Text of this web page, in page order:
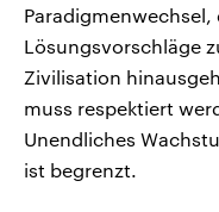
Lösungsvorschläge
Zivilisation
muss respektiert
Unendliches
ist begrenzt.